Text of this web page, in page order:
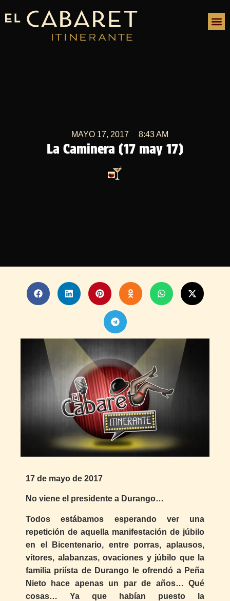
La Caminera (17 may 17)
MAYO 17, 2017 8:43 AM
17 de mayo de 2017
No viene el presidente a Durango…
Todos estábamos esperando ver una
repetición de aquella manifestación de júbilo
en el Bicentenario, entre porras, aplausos,
vítores, alabanzas, ovaciones y júbilo que la
familia priísta de Durango le ofrendó a Peña
Nieto hace apenas un par de años… Qué
cosas… Ya que habían puesto la